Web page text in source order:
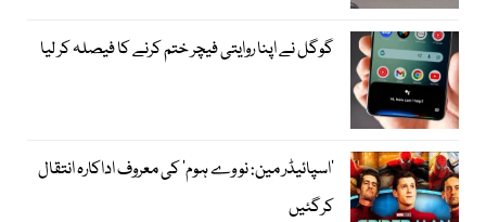
گوگل نے اپنا روایتی فیچر ختم کرنے کا فیصلہ کر لیا
’اسپائیڈر مین: نو وے ہوم‘ کی معروف اداکارہ انتقال
کرگئیں